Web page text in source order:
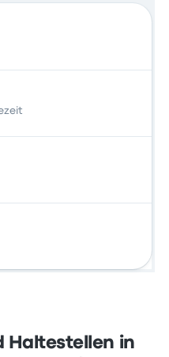
Haltestellen in